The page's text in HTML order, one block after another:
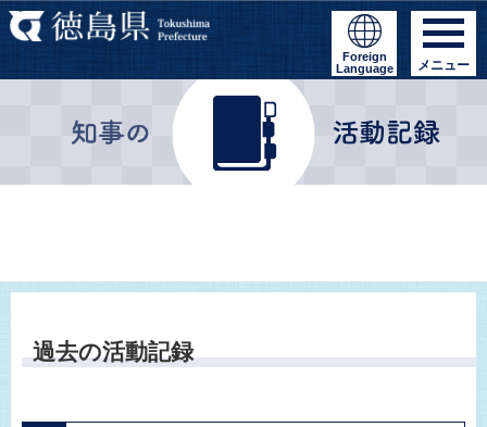
Foreign
Language
メニュー
過去の活動記録